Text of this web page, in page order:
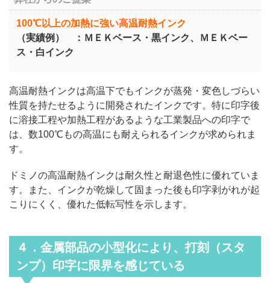
100℃以上の加熱に強い高温耐熱インク
（実績例） ：ＭＥＫベース・黒インク、ＭＥＫベー
ス・白インク
高温耐熱インクは高温下でもインクが蒸発・変色しづらい
性質を持たせるように開発されたインクです。特に印字後
に溶接工程や加熱工程があるような工業製品への印字で
は、数100℃もの高温にも耐えられるインクが求められま
す。
ドミノの高温耐熱インクは耐久性と耐退色性に優れていま
す。また、インクが乾燥して固まった後も印字剥がれが起
こりにくく、優れた低転写性を示します。
４．金属部品の小型化により、打刻（スタ
ンプ）印字に限界を感じている